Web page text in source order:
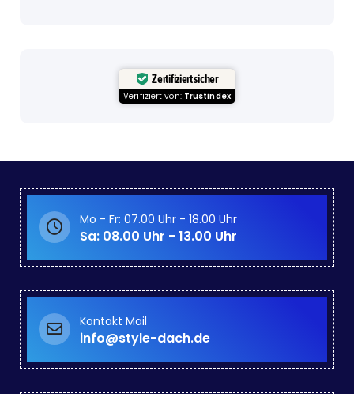
Zertifiziert sicher
Verifiziert von: Trustindex
Mo - Fr: 07.00 Uhr - 18.00 Uhr
Sa: 08.00 Uhr - 13.00 Uhr
Kontakt Mail
info@style-dach.de